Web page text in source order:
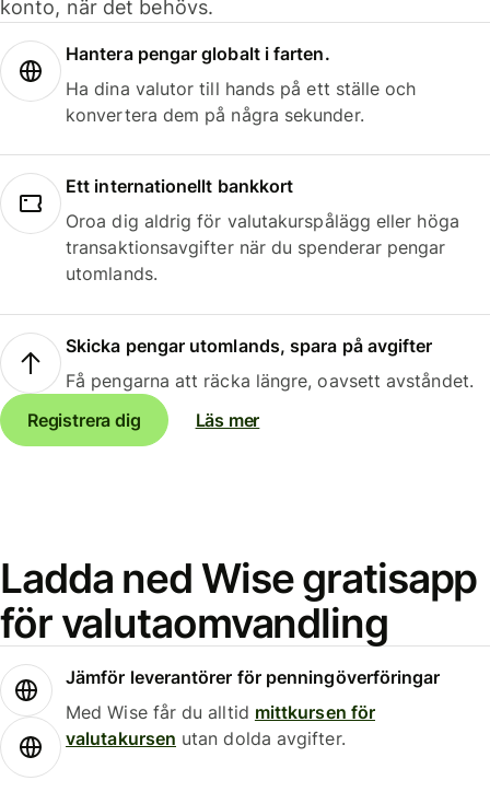
konto, när det behövs.
Hantera pengar globalt i farten.
Ha dina valutor till hands på ett ställe och
konvertera dem på några sekunder.
Ett internationellt bankkort
Oroa dig aldrig för valutakurspålägg eller höga
transaktionsavgifter när du spenderar pengar
utomlands.
Skicka pengar utomlands, spara på avgifter
Få pengarna att räcka längre, oavsett avståndet.
Registrera dig
Läs mer
Ladda ned Wise gratisapp
för valutaomvandling
Jämför leverantörer för penningöverföringar
Med Wise får du alltid mittkursen för
valutakursen utan dolda avgifter.